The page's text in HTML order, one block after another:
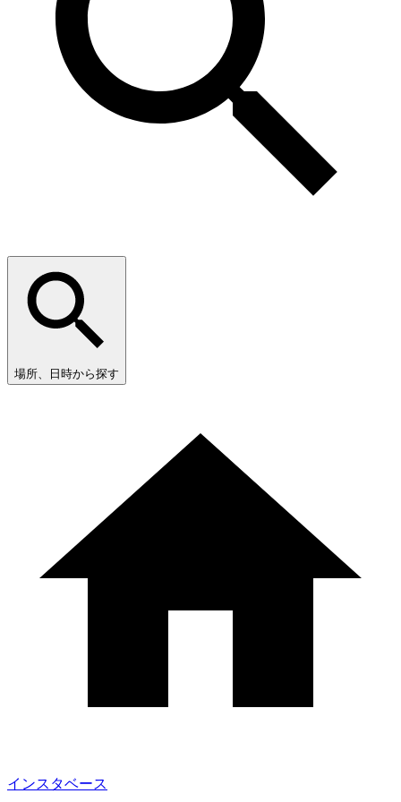
場所、日時から探す
インスタベース